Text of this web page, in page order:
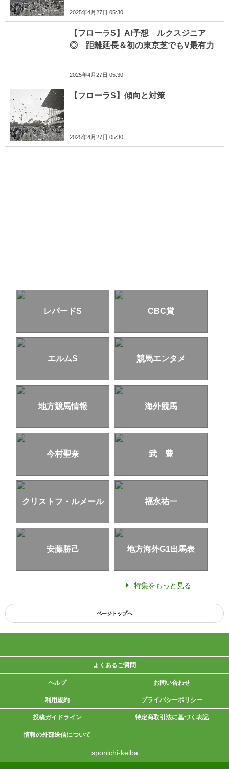
2025年4月27日 05:30
【フローラS】AI予想 ルクスジニア
◎ 距離延長＆初の東京芝でもV最有力
2025年4月27日 05:30
【フローラS】傾向と対策
2025年4月27日 05:30
レパードS CBC賞
エルムS 競馬エンタメ
地方競馬情報 海外競馬
今村聖奈 武 豊
クリストフ・ルメール 福永祐一
安藤勝己 地方海外G1出馬表
特集をもっと見る
ページトップへ
よくあるご質問
ヘルプ お問い合わせ
利用規約 プライバシーポリシー
投稿ガイドライン 特定商取引法に基づく表記
情報の外部送信について
sponichi-keiba